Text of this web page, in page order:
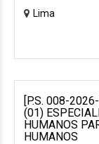
Lima
[P.S. 008-
(01)
HUMANOS
HUMANOS